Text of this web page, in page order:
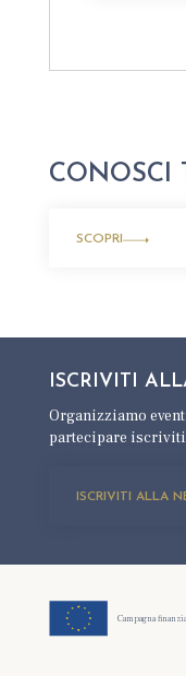
CONOSCI
SCOPRI
ISCRIVITI
Organizziamo
partecipare iscriviti
ISCRIVITI ALLA
Campagna